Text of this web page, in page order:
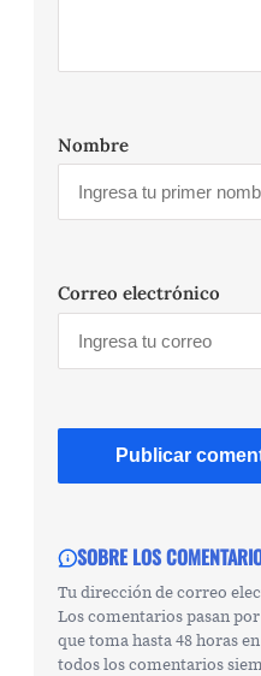
Nombre
Correo electrónico
SOBRE LOS
Tu dirección de correo
Los comentarios pasan
que toma hasta 48 horas
todos los comentarios